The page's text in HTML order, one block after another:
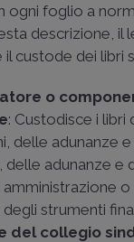
ogni foglio a
descrizione, il
il custode dei libri
o
: Custodisce i libri
delle adunanze
delle adunanze e
strumenti
del collegio